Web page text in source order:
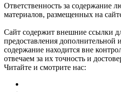
Ответственность за содержание
материалов, размещенных на
Сайт содержит внешние ссылки
предоставления
содержание находится вне
отвечаем за их точность и
Читайте и смотрите нас: